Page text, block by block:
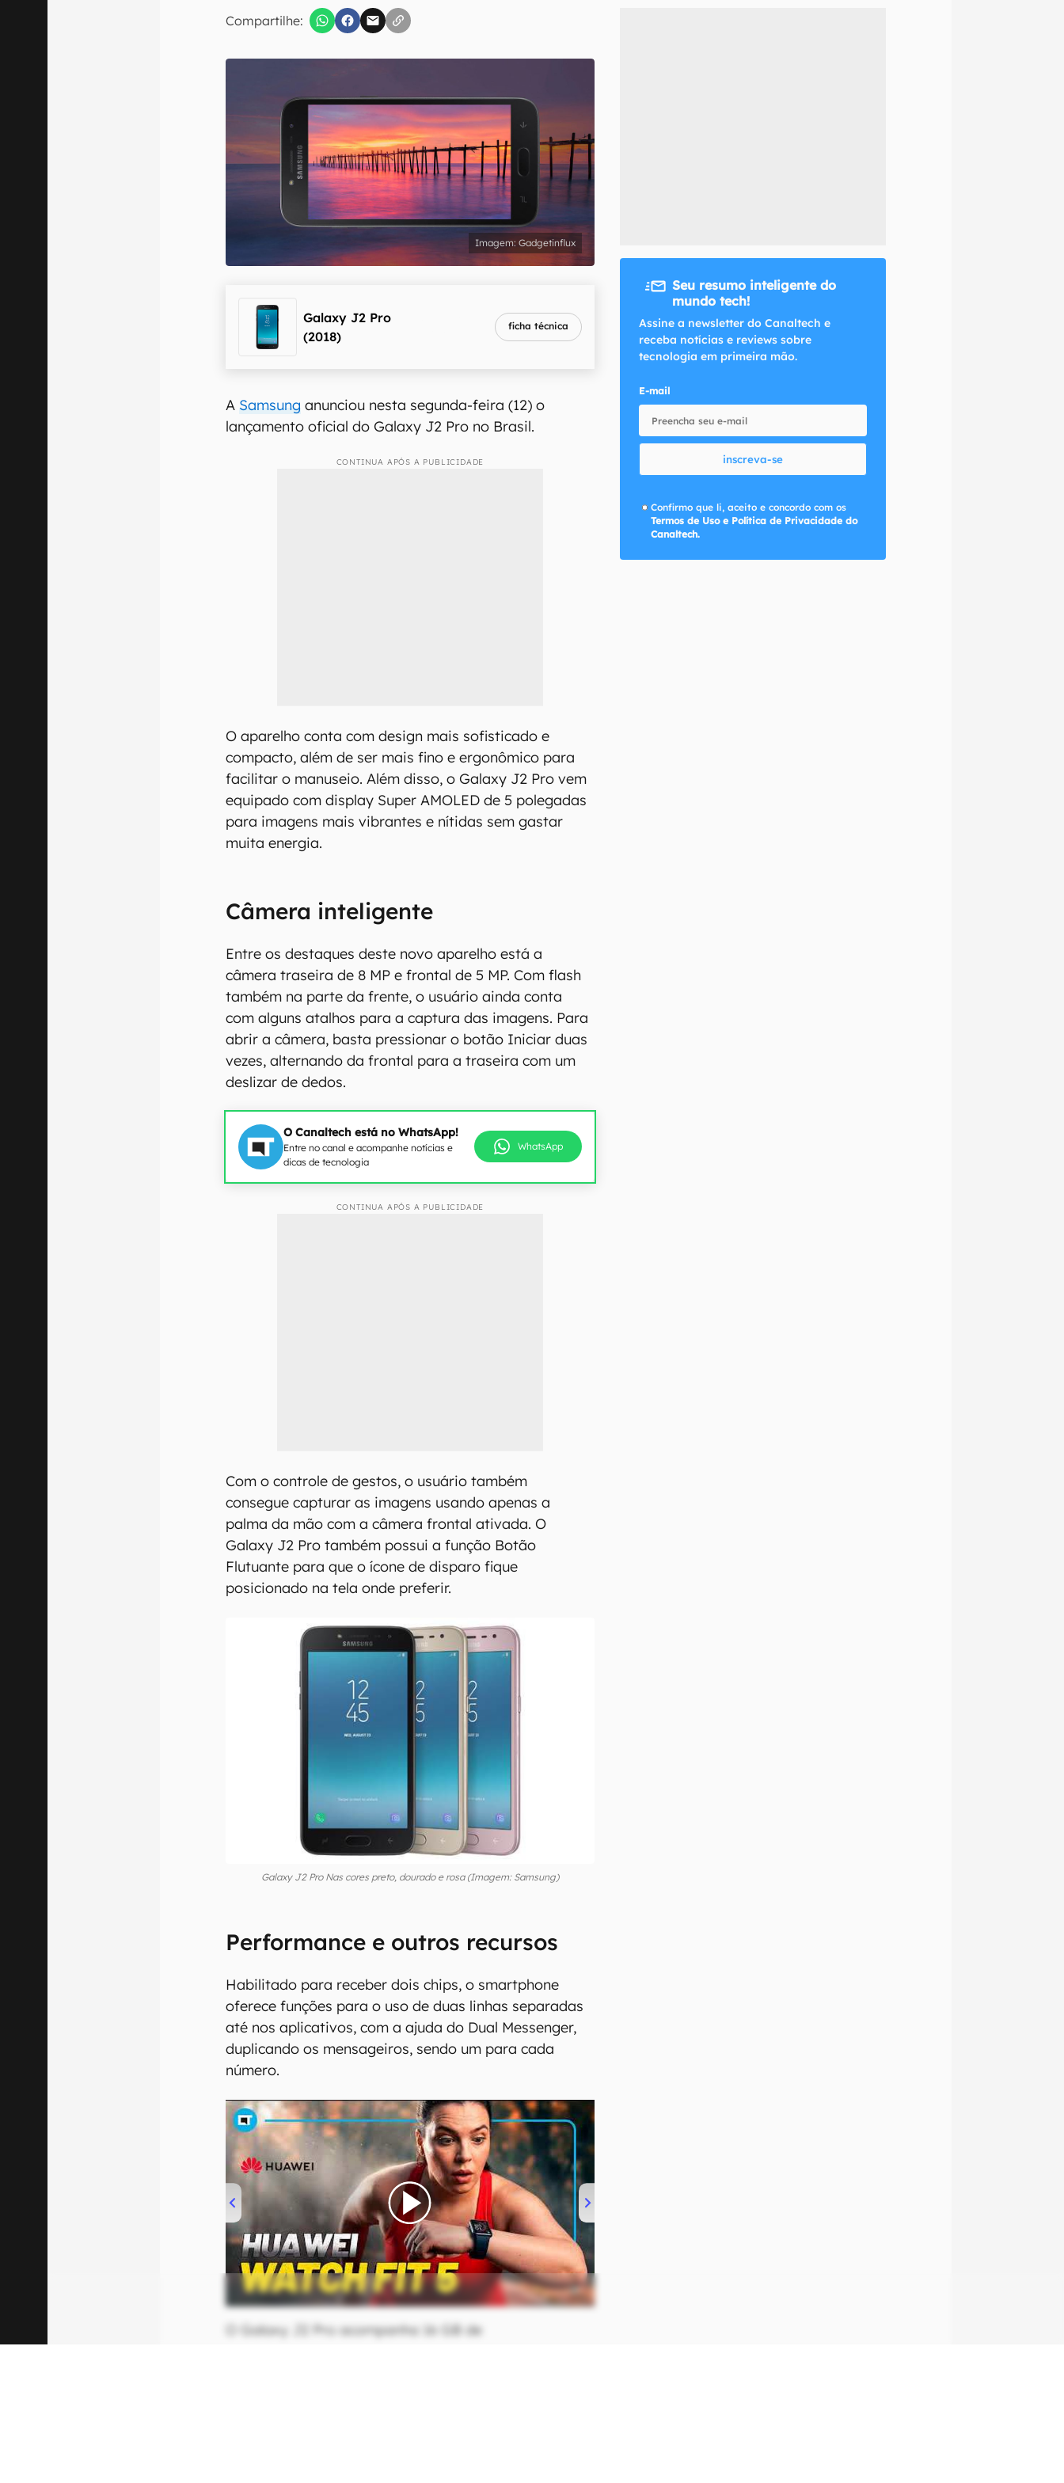
Compartilhe:
Gadgetinflux
Galaxy J2 Pro
(2018)
ficha técnica
A Samsung anunciou nesta segunda-feira (12) o
lançamento oficial do Galaxy J2 Pro no Brasil.
CONTINUA APÓS A PUBLICIDADE
O aparelho conta com design mais sofisticado e
compacto, além de ser mais fino e ergonômico para
facilitar o manuseio. Além disso, o Galaxy J2 Pro vem
equipado com display Super AMOLED de 5 polegadas
para imagens mais vibrantes e nítidas sem gastar
muita energia.
Câmera inteligente
Entre os destaques deste novo aparelho está a
câmera traseira de 8 MP e frontal de 5 MP. Com flash
também na parte da frente, o usuário ainda conta
com alguns atalhos para a captura das imagens. Para
abrir a câmera, basta pressionar o botão Iniciar duas
vezes, alternando da frontal para a traseira com um
deslizar de dedos.
O Canaltech está no WhatsApp!
Entre no canal e acompanhe notícias e
dicas de tecnologia
WhatsApp
CONTINUA APÓS A PUBLICIDADE
Com o controle de gestos, o usuário também
consegue capturar as imagens usando apenas a
palma da mão com a câmera frontal ativada. O
Galaxy J2 Pro também possui a função Botão
Flutuante para que o ícone de disparo fique
posicionado na tela onde preferir.
Galaxy J2 Pro Nas cores preto, dourado e rosa (Imagem: Samsung)
Performance e outros recursos
Habilitado para receber dois chips, o smartphone
oferece funções para o uso de duas linhas separadas
até nos aplicativos, com a ajuda do Dual Messenger,
duplicando os mensageiros, sendo um para cada
número.
00:00/ 04:51
O Galaxy J2 Pro acompanha 16 GB de
Seu resumo inteligente do
mundo tech!
Assine a newsletter do Canaltech e
receba notícias e reviews sobre
tecnologia em primeira mão.
E-mail
inscreva-se
Confirmo que li, aceito e concordo com os
Termos de Uso e Política de Privacidade do
Canaltech.